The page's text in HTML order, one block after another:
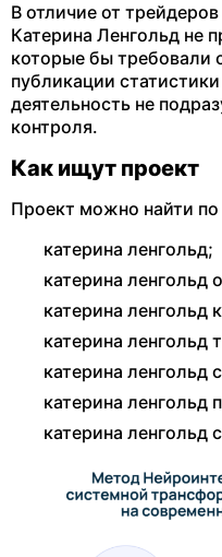
В отличие от
Катерина Ленгольд не
которые бы требовали
публикации
деятельность не
контроля.
Как ищут проект
Проект можно найти по
катерина ленгольд;
катерина ленгольд
катерина ленгольд
катерина ленгольд
катерина ленгольд
катерина ленгольд
катерина ленгольд